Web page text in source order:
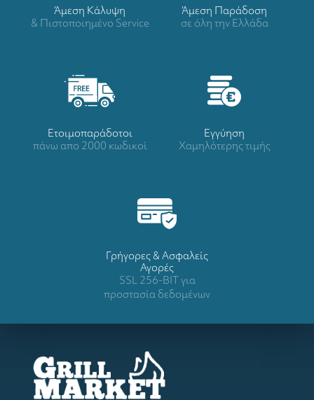
Άμεση Κάλυψη
& Πιστοποιημένο Service
Άμεση Παράδοση
σε όλη την Ελλάδα
Ετοιμοπαράδοτοι
πάνω απο 2000 κωδικοί
Eγγύηση
Χαμηλότερης τιμής
Γρήγορες & Ασφαλείς
Αγορές
SSL 256-BIT για
προστασία δεδομένων